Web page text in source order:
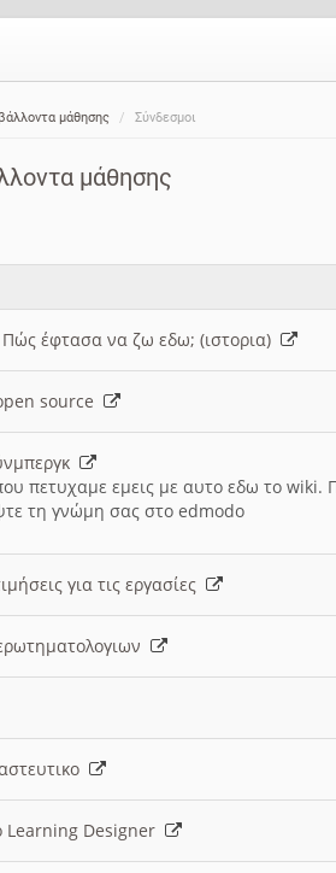
μάθησης Σύνδεσμοι
μάθησης
Πώς έφτασα να ζω εδω; (ιστορια)
source
πετυχαμε εμεις με αυτο εδω το wiki.
τη γνώμη σας στο edmodo
για τις εργασίες
Learning Designer